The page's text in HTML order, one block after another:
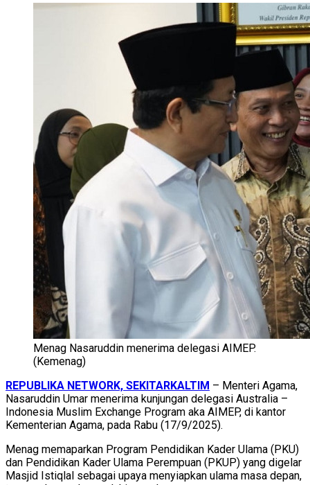
Menag Nasaruddin menerima delegasi AIMEP.
(Kemenag)
REPUBLIKA NETWORK, SEKITARKALTIM – Menteri Agama,
Nasaruddin Umar menerima kunjungan delegasi Australia –
Indonesia Muslim Exchange Program aka AIMEP, di kantor
Kementerian Agama, pada Rabu (17/9/2025).
Menag memaparkan Program Pendidikan Kader Ulama (PKU)
dan Pendidikan Kader Ulama Perempuan (PKUP) yang digelar
Masjid Istiqlal sebagai upaya menyiapkan ulama masa depan,